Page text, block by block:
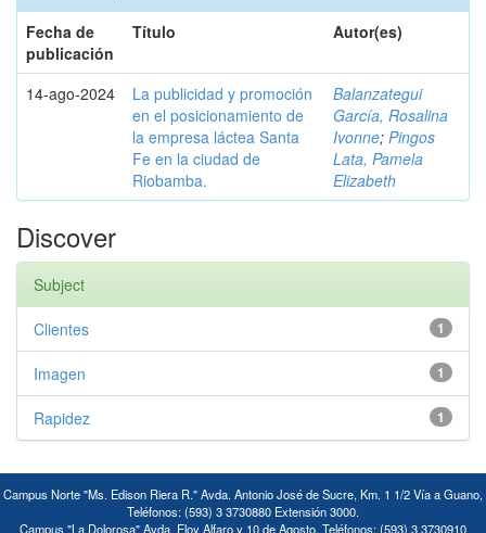
Fecha de
publicación
Título Autor(es)
14-ago-2024
La publicidad y promoción
en el posicionamiento de
la empresa láctea Santa
Fe en la ciudad de
Riobamba.
Balanzategui
García, Rosalina
Ivonne; Pingos
Lata, Pamela
Elizabeth
Discover
Subject
1
Clientes
1
Imagen
1
Rapidez
Campus Norte "Ms. Edison Riera R." Avda. Antonio José de Sucre, Km. 1 1/2 Vía a Guano,
Teléfonos: (593) 3 3730880 Extensión 3000.
Campus "La Dolorosa" Avda. Eloy Alfaro y 10 de Agosto. Teléfonos: (593) 3 3730910